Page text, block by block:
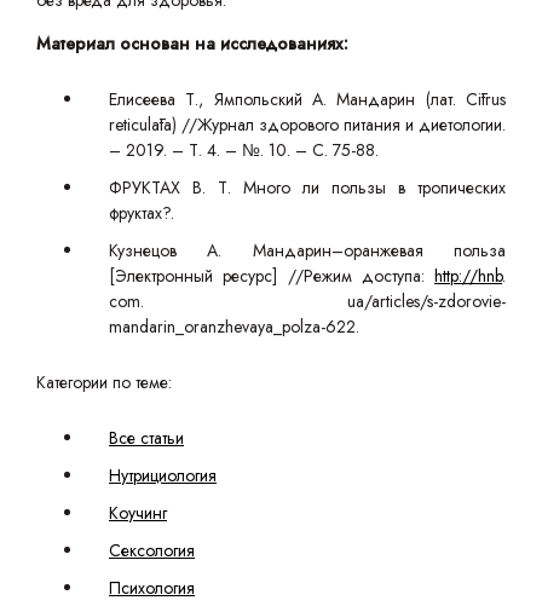
Материал основан на исследованиях:
Елисеева Т., Ямпольский А. Мандарин (лат. Cītrus
reticulāta) //Журнал здорового питания и диетологии.
– 2019. – Т. 4. – №. 10. – С. 75-88.
ФРУКТАХ В. Т. Много ли пользы в тропических
фруктах?.
Кузнецов А. Мандарин–оранжевая польза
[Электронный ресурс] //Режим доступа: http://hnb.
com. ua/articles/s-zdorovie-
mandarin_oranzhevaya_polza-622.
Категории по теме:
Все статьи
Нутрициология
Коучинг
Сексология
Психология